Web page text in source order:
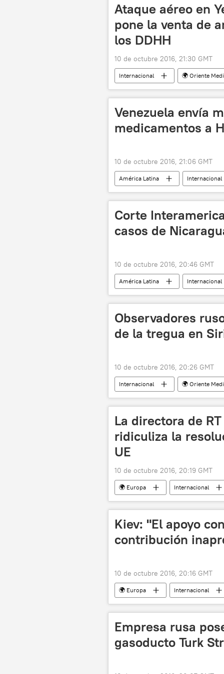
Ataque aéreo en
pone la venta de
los DDHH
10 de octubre 2016, 21:30 GMT
Internacional 🌍 Oriente
CAAT
bombardeos
Venezuela envía
medicamentos a
10 de octubre 2016, 21:06 GMT
América Latina Internacional
ayuda humanitaria
noticias
Corte
casos de
10 de octubre 2016, 20:46 GMT
América Latina Internacional
Brasil
CIDH
Observadores
de la tregua en
10 de octubre 2016, 20:26 GMT
Internacional 🌍 Oriente
La directora de
ridiculiza la
UE
10 de octubre 2016, 20:19 GMT
🌍 Europa Internacional
RIA Novosti
propaganda
Kiev: "El apoyo
contribución
10 de octubre 2016, 20:16 GMT
🌍 Europa Internacional
EEUU
Stepán Poltorak
Empresa rusa
gasoducto Turk